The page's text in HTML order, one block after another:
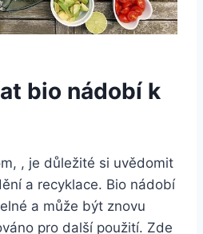
bio nádobí ‌k
, je‌ důležité si uvědomit
a recyklace. Bio nádobí
⁤a může být znovu
pro další použití. Zde